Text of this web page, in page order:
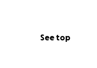
See top